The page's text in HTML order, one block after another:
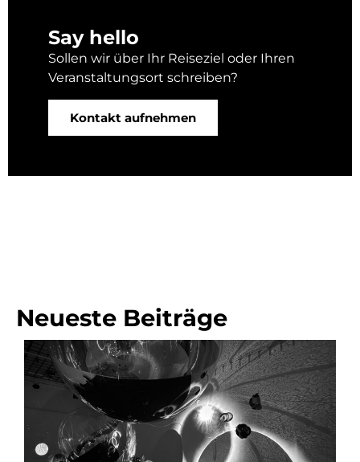
Say hello
Sollen wir über Ihr Reiseziel oder Ihren
Veranstaltungsort schreiben?
Kontakt aufnehmen
Neueste Beiträge